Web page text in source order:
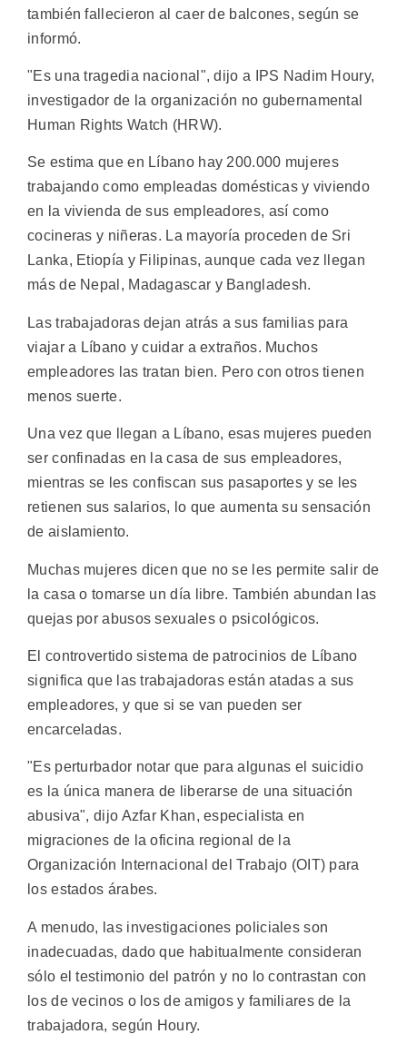
también fallecieron al caer de balcones, según se
informó.
"Es una tragedia nacional", dijo a IPS Nadim Houry,
investigador de la organización no gubernamental
Human Rights Watch (HRW).
Se estima que en Líbano hay 200.000 mujeres
trabajando como empleadas domésticas y viviendo
en la vivienda de sus empleadores, así como
cocineras y niñeras. La mayoría proceden de Sri
Lanka, Etiopía y Filipinas, aunque cada vez llegan
más de Nepal, Madagascar y Bangladesh.
Las trabajadoras dejan atrás a sus familias para
viajar a Líbano y cuidar a extraños. Muchos
empleadores las tratan bien. Pero con otros tienen
menos suerte.
Una vez que llegan a Líbano, esas mujeres pueden
ser confinadas en la casa de sus empleadores,
mientras se les confiscan sus pasaportes y se les
retienen sus salarios, lo que aumenta su sensación
de aislamiento.
Muchas mujeres dicen que no se les permite salir de
la casa o tomarse un día libre. También abundan las
quejas por abusos sexuales o psicológicos.
El controvertido sistema de patrocinios de Líbano
significa que las trabajadoras están atadas a sus
empleadores, y que si se van pueden ser
encarceladas.
"Es perturbador notar que para algunas el suicidio
es la única manera de liberarse de una situación
abusiva", dijo Azfar Khan, especialista en
migraciones de la oficina regional de la
Organización Internacional del Trabajo (OIT) para
los estados árabes.
A menudo, las investigaciones policiales son
inadecuadas, dado que habitualmente consideran
sólo el testimonio del patrón y no lo contrastan con
los de vecinos o los de amigos y familiares de la
trabajadora, según Houry.